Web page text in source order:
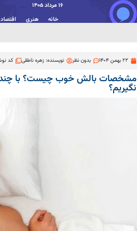
16 مرداد 1405
خانه هنری
22 بهمن 1404 بدون نظر نویسنده:زهره ناطقی کد
مشخصات بالش خوب چیست؟ با چند
نگیریم؟